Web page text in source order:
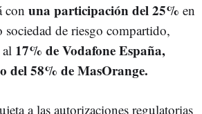
con una participación del 25% en
sociedad de riesgo compartido,
17% de Vodafone España,
del 58% de MasOrange.
a las autorizaciones regulatorias